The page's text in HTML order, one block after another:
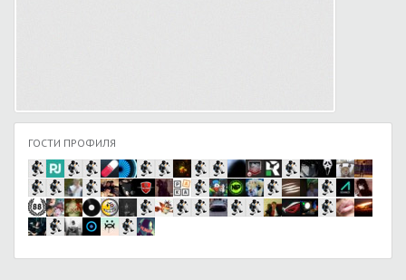
ГОСТИ ПРОФИЛЯ